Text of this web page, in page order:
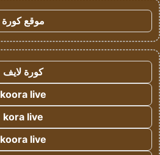
موقع كورة
كورة لايف
koora live
kora live
koora live